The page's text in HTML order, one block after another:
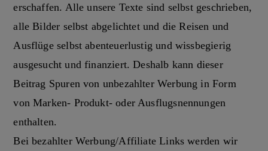
erschaffen. Alle unsere Texte sind selbst geschrieben,
alle Bilder selbst abgelichtet und die Reisen und
Ausflüge selbst abenteuerlustig und wissbegierig
ausgesucht und finanziert. Deshalb kann dieser
Beitrag Spuren von unbezahlter Werbung in Form
von Marken- Produkt- oder Ausflugsnennungen
enthalten.
Bei bezahlter Werbung/Affiliate Links werden wir